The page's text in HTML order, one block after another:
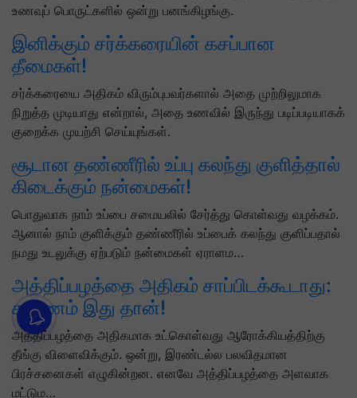
உணவுப் பொருட்களில் ஒன்று பனங்கிழங்கு.
இனிக்கும் சர்க்கரையின் கசப்பான
தீமைகள்!
சர்க்கரையை அதிகம் விரும்புபவர்களால் அதை முற்றிலுமாக
நிறுத்த முடியாது என்றால், அதை உணவில் இருந்து படிப்படியாகக்
குறைக்க முயற்சி செய்யுங்கள்.
சூடான தண்ணீரில் உப்பு கலந்து குளித்தால்
கிடைக்கும் நன்மைகள்!
பொதுவாக நாம் உப்பை சமையலில் சேர்த்து கொள்வது வழக்கம்.
ஆனால் நாம் குளிக்கும் தண்ணீரில் உப்பைக் கலந்து குளிப்பதால்
நமது உடலுக்கு ஏற்படும் நன்மைகள் ஏராளம…
அத்திப்பழத்தை அதிகம் சாப்பிடக்கூடாது:
காரணம் இது தான்!
அத்திப்பழத்தை அதிகமாக உட்கொள்வது ஆரோக்கியத்திற்கு
தீங்கு விளைவிக்கும். ஒன்று, இரண்டல்ல பலவிதமான
பிரச்சனைகள் எழுகின்றன. எனவே அத்திப்பழத்தை அளவாக
மட்டும…